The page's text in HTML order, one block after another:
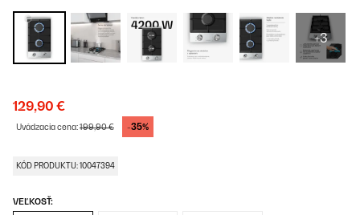
+3
129,90 €
Uvádzacia cena:199,90 € -35%
KÓD PRODUKTU: 10047394
VEĽKOSŤ: